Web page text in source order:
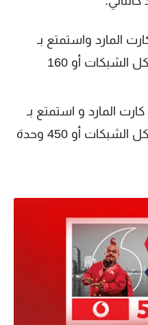
المارد واستمتع بـ
باقة مكالمات 160 دقيقة لكل الشبكات أو 160
المارد و استمتع بـ
باقة مكالمات 450 دقيقة لكل الشبكات أو 450 وحدة